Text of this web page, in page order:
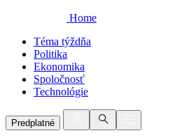
Home
Téma týždňa
Politika
Ekonomika
Spoločnosť
Technológie
Predplatné